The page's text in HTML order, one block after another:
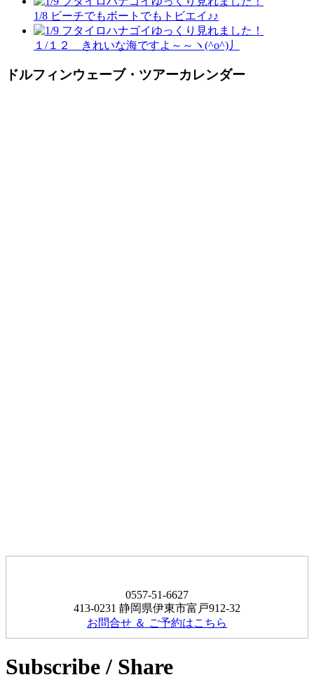
1/8 ビーチでもボートでもトビエイ♪♪
１/１２ きれいな海ですよ～～ヽ(^o^)丿
ドルフィンウェーブ・ツアーカレンダー
0557-51-6627
413-0231 静岡県伊東市富戸912-32
お問合せ ＆ ご予約はこちら
Subscribe / Share